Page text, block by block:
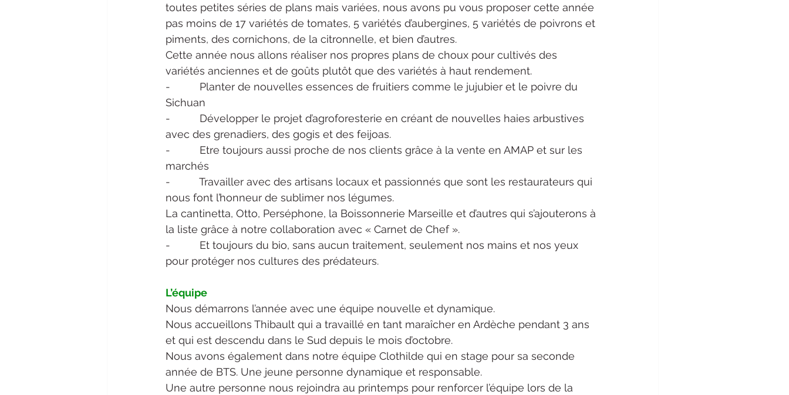
toutes petites séries de plans mais variées, nous avons pu vous proposer cette année
pas moins de 17 variétés de tomates, 5 variétés d’aubergines, 5 variétés de poivrons et
piments, des cornichons, de la citronnelle, et bien d’autres.
Cette année nous allons réaliser nos propres plans de choux pour cultivés des
variétés anciennes et de goûts plutôt que des variétés à haut rendement.
-          Planter de nouvelles essences de fruitiers comme le jujubier et le poivre du
Sichuan
-          Développer le projet d’agroforesterie en créant de nouvelles haies arbustives
avec des grenadiers, des gogis et des feijoas.
-          Etre toujours aussi proche de nos clients grâce à la vente en AMAP et sur les
marchés
-          Travailler avec des artisans locaux et passionnés que sont les restaurateurs qui
nous font l’honneur de sublimer nos légumes.
La cantinetta, Otto, Perséphone, la Boissonnerie Marseille et d’autres qui s’ajouterons à
la liste grâce à notre collaboration avec « Carnet de Chef ».
-          Et toujours du bio, sans aucun traitement, seulement nos mains et nos yeux
pour protéger nos cultures des prédateurs.
L’équipe
Nous démarrons l’année avec une équipe nouvelle et dynamique.
Nous accueillons Thibault qui a travaillé en tant maraîcher en Ardèche pendant 3 ans
et qui est descendu dans le Sud depuis le mois d’octobre.
Nous avons également dans notre équipe Clothilde qui en stage pour sa seconde
année de BTS. Une jeune personne dynamique et responsable.
Une autre personne nous rejoindra au printemps pour renforcer l’équipe lors de la